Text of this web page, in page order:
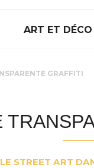
ART ET DÉCO
GRAFFITI
LE STREET ART